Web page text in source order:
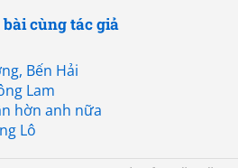
cùng tác giả
Bến Hải
Lam
hờn anh nữa
Lô